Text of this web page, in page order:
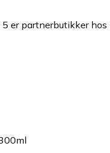
er partnerbutikker